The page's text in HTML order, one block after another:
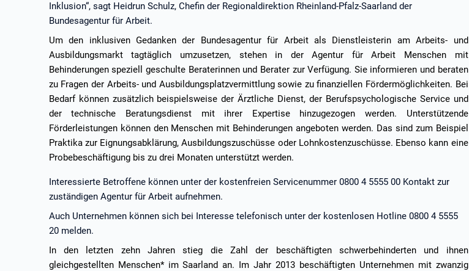
Inklusion“, sagt Heidrun Schulz, Chefin der Regionaldirektion Rheinland-Pfalz-Saarland der
Bundesagentur für Arbeit.
Um den inklusiven Gedanken der Bundesagentur für Arbeit als Dienstleisterin am Arbeits- und
Ausbildungsmarkt tagtäglich umzusetzen, stehen in der Agentur für Arbeit Menschen mit
Behinderungen speziell geschulte Beraterinnen und Berater zur Verfügung. Sie informieren und beraten
zu Fragen der Arbeits- und Ausbildungsplatzvermittlung sowie zu finanziellen Fördermöglichkeiten. Bei
Bedarf können zusätzlich beispielsweise der Ärztliche Dienst, der Berufspsychologische Service und
der technische Beratungsdienst mit ihrer Expertise hinzugezogen werden. Unterstützende
Förderleistungen können den Menschen mit Behinderungen angeboten werden. Das sind zum Beispiel
Praktika zur Eignungsabklärung, Ausbildungszuschüsse oder Lohnkostenzuschüsse. Ebenso kann eine
Probebeschäftigung bis zu drei Monaten unterstützt werden.
Interessierte Betroffene können unter der kostenfreien Servicenummer 0800 4 5555 00 Kontakt zur
zuständigen Agentur für Arbeit aufnehmen.
Auch Unternehmen können sich bei Interesse telefonisch unter der kostenlosen Hotline 0800 4 5555
20 melden.
In den letzten zehn Jahren stieg die Zahl der beschäftigten schwerbehinderten und ihnen
gleichgestellten Menschen* im Saarland an. Im Jahr 2013 beschäftigten Unternehmen mit zwanzig